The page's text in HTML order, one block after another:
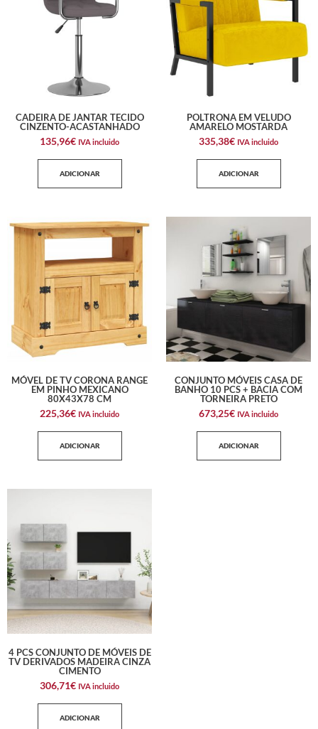
CADEIRA DE JANTAR TECIDO
CINZENTO-ACASTANHADO
135,96€ IVA incluido
ADICIONAR
POLTRONA EM VELUDO
AMARELO MOSTARDA
335,38€ IVA incluido
ADICIONAR
MÓVEL DE TV CORONA RANGE
EM PINHO MEXICANO
80X43X78 CM
225,36€ IVA incluido
ADICIONAR
CONJUNTO MÓVEIS CASA DE
BANHO 10 PCS + BACIA COM
TORNEIRA PRETO
673,25€ IVA incluido
ADICIONAR
4 PCS CONJUNTO DE MÓVEIS DE
TV DERIVADOS MADEIRA CINZA
CIMENTO
306,71€ IVA incluido
ADICIONAR